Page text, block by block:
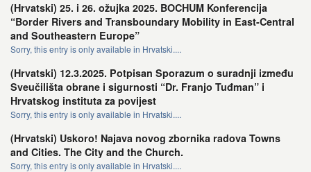
(Hrvatski) 25. i 26. ožujka 2025. BOCHUM Konferencija
“Border Rivers and Transboundary Mobility in East-Central
and Southeastern Europe”
Sorry, this entry is only available in Hrvatski....
(Hrvatski) 12.3.2025. Potpisan Sporazum o suradnji između
Sveučilišta obrane i sigurnosti “Dr. Franjo Tuđman” i
Hrvatskog instituta za povijest
Sorry, this entry is only available in Hrvatski....
(Hrvatski) Uskoro! Najava novog zbornika radova Towns
and Cities. The City and the Church.
Sorry, this entry is only available in Hrvatski....